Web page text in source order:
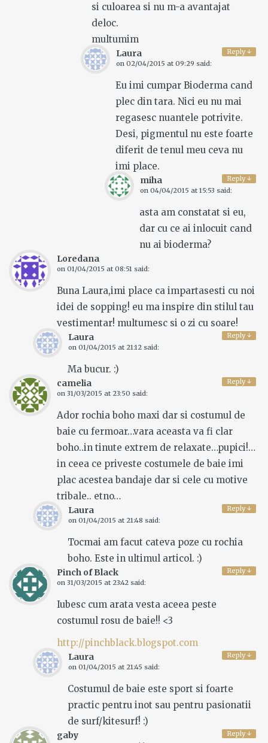
si culoarea si nu m-a avantajat
deloc.
multumim
Reply↓
Laura
on 02/04/2015 at 09:29 said:
Eu imi cumpar Bioderma cand
plec din tara. Nici eu nu mai
regasesc nuantele potrivite.
Desi, pigmentul nu este foarte
diferit de tenul meu ceva nu
imi place.
Reply↓
miha
on 04/04/2015 at 15:53 said:
asta am constatat si eu,
dar cu ce ai inlocuit cand
nu ai bioderma?
Loredana
on 01/04/2015 at 08:51 said:
Buna Laura,imi place ca impartasesti cu noi
idei de sopping! eu ma inspire din stilul tau
vestimentar! multumesc si o zi cu soare!
Reply↓
Laura
on 01/04/2015 at 21:12 said:
Ma bucur. :)
Reply↓
camelia
on 31/03/2015 at 23:50 said:
Ador rochia boho maxi dar si costumul de
baie cu fermoar…vara aceasta va fi clar
boho..in tinute extrem de relaxate…pupici!…
in ceea ce priveste costumele de baie imi
plac acestea bandaje dar si cele cu motive
tribale.. etno…
Reply↓
Laura
on 01/04/2015 at 21:48 said:
Tocmai am facut cateva poze cu rochia
boho. Este in ultimul articol. :)
Reply↓
Pinch of Black
on 31/03/2015 at 23:42 said:
Iubesc cum arata vesta aceea peste
costumul rosu de baie!! <3
http://pinchblack.blogspot.com
Reply↓
Laura
on 01/04/2015 at 21:45 said:
Costumul de baie este sport si foarte
practic pentru inot sau pentru pasionatii
de surf/kitesurf! :)
Reply↓
gaby